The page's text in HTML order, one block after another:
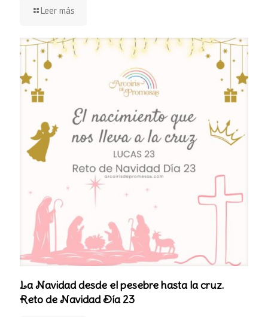
Leer más
La Navidad desde el pesebre hasta la cruz.
Reto de Navidad Día 23